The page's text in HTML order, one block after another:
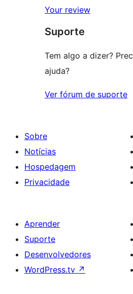
2
com
1
Your review
Suporte
Tem algo a dizer?
ajuda?
Ver fórum de suporte
Sobre
Notícias
Hospedagem
Privacidade
Aprender
Suporte
Desenvolvedores
WordPress.tv ↗